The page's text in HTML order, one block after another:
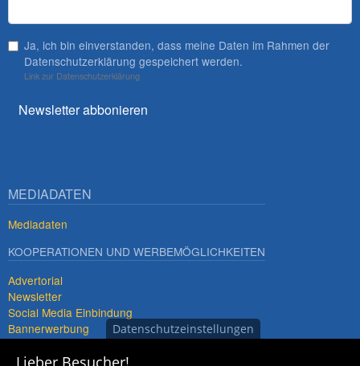
Ja, ich bin einverstanden, dass meine Daten im Rahmen der
Datenschutzerklärung gespeichert werden.
Link zur Datenschutzerklärung
Newsletter abbonieren
MEDIADATEN
Mediadaten
KOOPERATIONEN UND WERBEMÖGLICHKEITEN
Advertorial
Newsletter
Social Media Einbindung
Bannerwerbung
Premiumdestinationen
Datenschutzeinstellungen
Lieber Besucher!